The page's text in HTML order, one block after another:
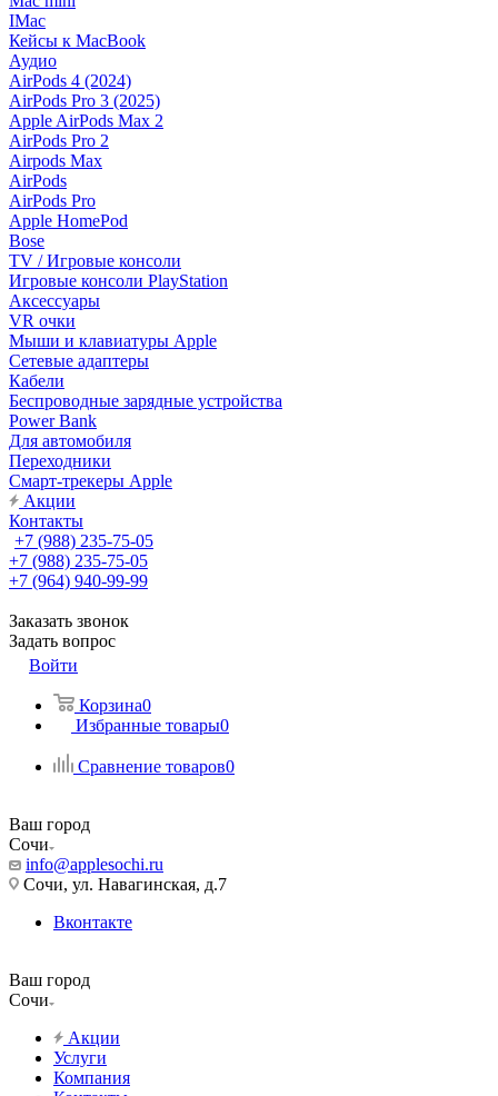
IMac
Кейсы к MacBook
Аудио
AirPods 4 (2024)
AirPods Pro 3 (2025)
Apple AirPods Max 2
AirPods Pro 2
Airpods Max
AirPods
AirPods Pro
Apple HomePod
Bose
TV / Игровые консоли
Игровые консоли PlayStation
Аксессуары
VR очки
Мыши и клавиатуры Apple
Сетевые адаптеры
Кабели
Беспроводные зарядные устройства
Power Bank
Для автомобиля
Переходники
Смарт-трекеры Apple
Акции
Контакты
+7 (988) 235-75-05
+7 (988) 235-75-05
+7 (964) 940-99-99
Заказать звонок
Задать вопрос
Войти
Корзина0
Избранные товары0
Сравнение товаров0
Ваш город
Сочи
info@applesochi.ru
Сочи, ул. Навагинская, д.7
Вконтакте
Ваш город
Сочи
Акции
Услуги
Компания